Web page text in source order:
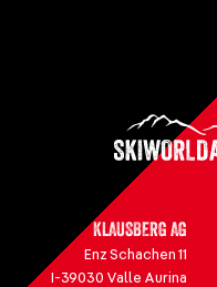
KLAUSBERG AG
Enz Schachen 11
I-39030 Valle Aurina